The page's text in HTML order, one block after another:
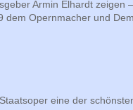
Armin Elhardt zeigen
dem Opernmacher und
eine der